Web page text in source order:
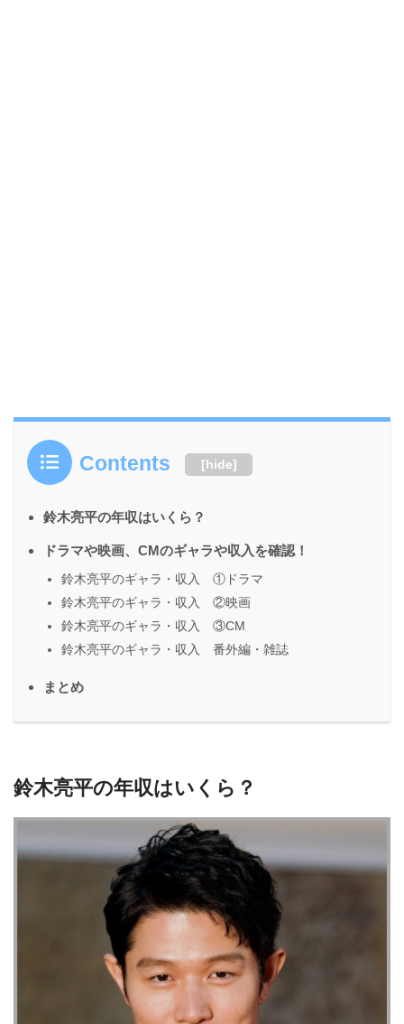
Contents [hide]
鈴木亮平の年収はいくら？
ドラマや映画、CMのギャラや収入を確認！
鈴木亮平のギャラ・収入 ①ドラマ
鈴木亮平のギャラ・収入 ②映画
鈴木亮平のギャラ・収入 ③CM
鈴木亮平のギャラ・収入 番外編・雑誌
まとめ
鈴木亮平の年収はいくら？